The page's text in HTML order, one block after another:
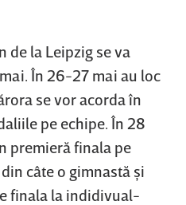
de la Leipzig se va
În 26-27 mai au loc
se vor acorda în
pe echipe. În 28
premieră finala pe
câte o gimnastă şi
finala la indidivual-